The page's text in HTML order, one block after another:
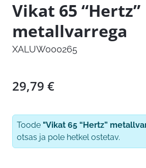
Vikat 65 “Hertz”
metallvarrega
XALUW000265
29,79 €
Toode "Vikat 65 “Hertz”
otsas ja pole hetkel ostetav.